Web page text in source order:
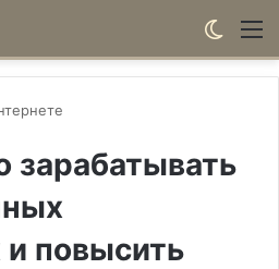
зарабатывать
повысить